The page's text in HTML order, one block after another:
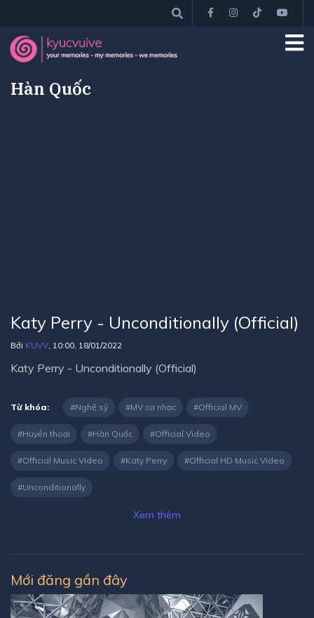
Hàn Quốc
Katy Perry - Unconditionally (Official)
Bởi KUVV, 10:00, 18/01/2022
Katy Perry - Unconditionally (Official)
Từ khóa: Nghệ sỹ MV ca nhạc Official MV
Huyền thoại Hàn Quốc Official Video
Official Music Video Katy Perry Official HD Music Video
Unconditionally
Xem thêm
Mới đăng gần đây